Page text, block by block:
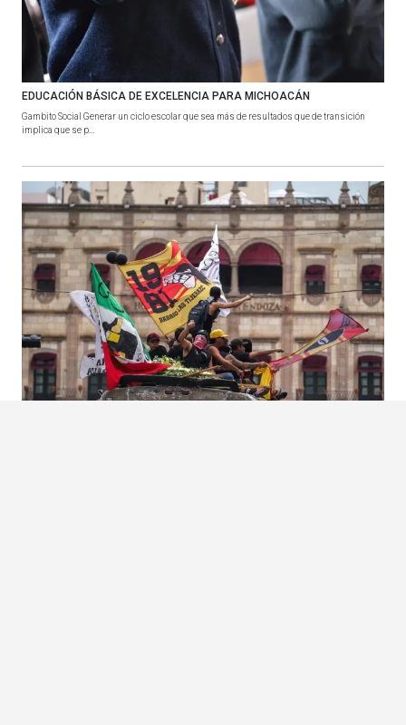
EDUCACIÓN BÁSICA DE EXCELENCIA PARA MICHOACÁN
Gambito Social Generar un ciclo escolar que sea más de resultados que de transición
implica que se p...